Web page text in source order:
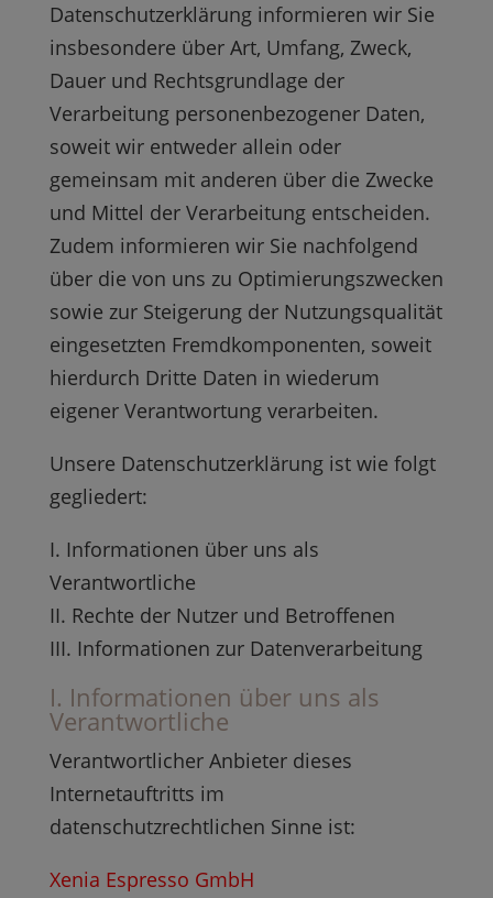
Datenschutzerklärung informieren wir Sie
insbesondere über Art, Umfang, Zweck,
Dauer und Rechtsgrundlage der
Verarbeitung personenbezogener Daten,
soweit wir entweder allein oder
gemeinsam mit anderen über die Zwecke
und Mittel der Verarbeitung entscheiden.
Zudem informieren wir Sie nachfolgend
über die von uns zu Optimierungszwecken
sowie zur Steigerung der Nutzungsqualität
eingesetzten Fremdkomponenten, soweit
hierdurch Dritte Daten in wiederum
eigener Verantwortung verarbeiten.
Unsere Datenschutzerklärung ist wie folgt
gegliedert:
I. Informationen über uns als
Verantwortliche
II. Rechte der Nutzer und Betroffenen
III. Informationen zur Datenverarbeitung
I. Informationen über uns als
Verantwortliche
Verantwortlicher Anbieter dieses
Internetauftritts im
datenschutzrechtlichen Sinne ist:
Xenia Espresso GmbH